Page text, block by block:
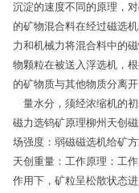
沉淀的速度不同的原理，
的矿物混合料在经过磁选
力和机械力将混合料中的
物颗粒在被送入浮选机，
的矿物质与其他物质分离
量水分，须经浓缩机的
磁力选钨矿原理柳州天创
场强度：弱磁磁选机给矿
天创重量：工作原理：工
作用下，矿粒呈松散状态